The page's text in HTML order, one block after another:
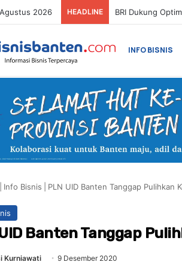
2026 HEADLINE
INFO BISNIS
Info Bisnis PLN UID Banten Tanggap Pulihkan
Banten Tanggap
Kurniawati 9 Desember 2020